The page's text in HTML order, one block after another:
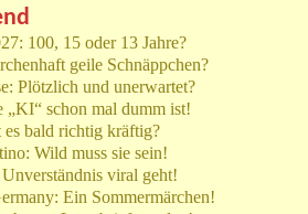
100, 15 oder 13 Jahre?
geile Schnäppchen?
Plötzlich und unerwartet?
schon mal dumm ist!
bald richtig kräftig?
Wild muss sie sein!
viral geht!
Ein Sommermärchen!